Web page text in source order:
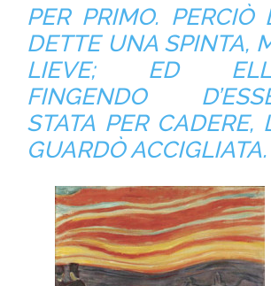
PER PRIMO. PERCIÒ
DETTE UNA SPINTA,
LIEVE; ED
FINGENDO
STATA PER CADERE,
GUARDÒ ACCIGLIATA.